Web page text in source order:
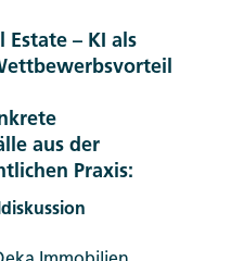
Estate – KI als
aus der
Praxis: